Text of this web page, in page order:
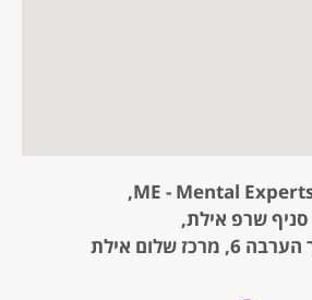
סניף שרפ אילת,
שלום אילת